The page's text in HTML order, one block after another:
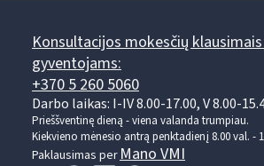
Konsultacijos mokesčių
gyventojams:
+370 5 260 5060
Darbo laikas: I-IV 8.00-17.00, V 8.00-
Prieššventinę dieną - viena valanda trumpiau.
Kiekvieno mėnesio antrą penktadienį 8.00 val. -
Paklausimas per Mano VMI